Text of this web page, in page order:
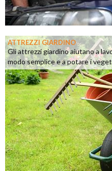
ATTREZZI GIARDINO
Gli attrezzi giardino aiutano a
modo semplice e a potare i